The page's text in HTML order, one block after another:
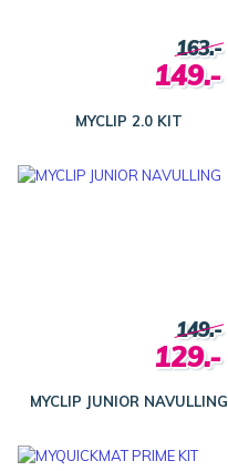
MYCLIP 2.0 KIT
163.-
149.-
MYCLIP JUNIOR NAVULLING
149.-
129.-